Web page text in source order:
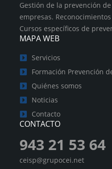
Gestión de la prevención
empresas.
Cursos específicos de
MAPA WEB
Servicios
Formación Prevención
Quiénes somos
Noticias
Contacto
CONTACTO
943 21 53 64
ceisp@grupocei.net